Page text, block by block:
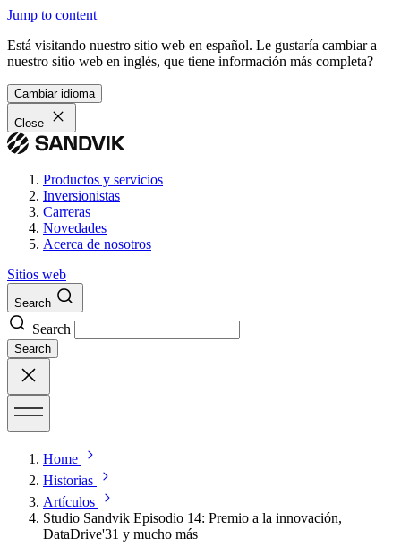
Jump to content
Está visitando nuestro sitio web en español. Le gustaría cambiar a
nuestro sitio web en inglés, que tiene información más completa?
Cambiar idioma
Close
Productos y servicios
Inversionistas
Carreras
Novedades
Acerca de nosotros
Sitios web
Search
Search
Search
Home
Historias
Artículos
Studio Sandvik Episodio 14: Premio a la innovación,
DataDrive'31 y mucho más